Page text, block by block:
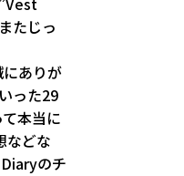
たじっ
ありが
った29
本当に
などな
のチ